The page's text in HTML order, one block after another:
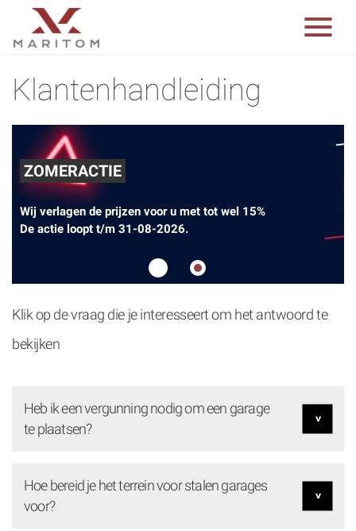
Klantenhandleiding
ZOMERACTIE
Wij verlagen de prijzen voor u met tot wel 15%
De actie loopt t/m 31-08-2026.
Klik op de vraag die je interesseert om het antwoord te
bekijken
Heb ik een vergunning nodig om een garage
te plaatsen?
Hoe bereid je het terrein voor stalen garages
voor?